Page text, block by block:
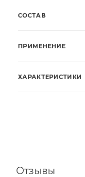
СОСТАВ
ПРИМЕНЕНИЕ
ХАРАКТЕРИСТИКИ
Отзывы